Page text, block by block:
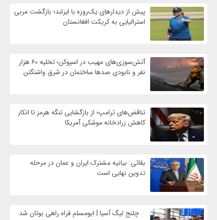
پیش از دیدارهای یک‌روزه با ایرلند؛ بازگشت مربی
استرالیایی به کریکت افغانستان
آتش‌سوزی‌های مهیب در اسپوکن؛ تخلیه ۶۰ هزار
نفر و نابودی صدها ساختمان در شرق واشنگتن
تناقض‌های ترامپ؛ از بازگشایی تنگه هرمز تا انکار
کاهش زرادخانه موشکی آمریکا
بقائی: بیانیه مشترک ایران و عمان در مرحله
تدوین نهایی است
چلنج لیگ آسیا | ابومسلم فراه راهی بوتان شد